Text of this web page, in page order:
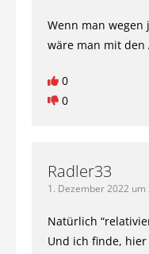
Wenn man
wäre man mit den
0
0
Radler33
1. Dezember 2022 um
Natürlich
Und ich finde,